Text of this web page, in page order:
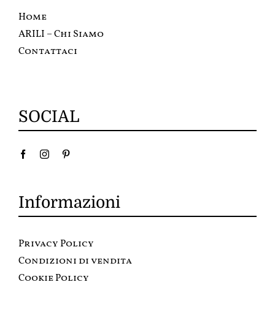
Home
ARILI – Chi Siamo
Contattaci
SOCIAL
Informazioni
Privacy Policy
Condizioni di vendita
Cookie Policy